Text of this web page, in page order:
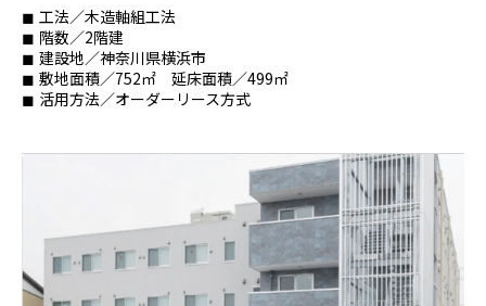
工法／木造軸組工法
階数／2階建
建設地／神奈川県横浜市
敷地面積／752㎡ 延床面積／499㎡
活用方法／オーダーリース方式